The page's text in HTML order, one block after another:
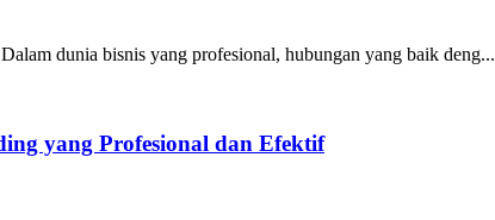
dunia bisnis yang profesional, hubungan yang baik deng...
yang Profesional dan Efektif